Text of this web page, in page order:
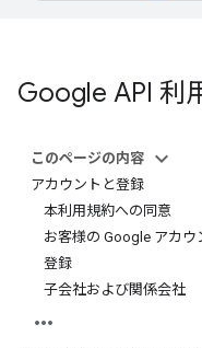
Google API 利
このページの内容
アカウントと登録
本利用規約への同意
お客様の Google アカウ
登録
子会社および関係会社